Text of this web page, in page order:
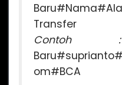
Transfer
Contoh :
om#BCA